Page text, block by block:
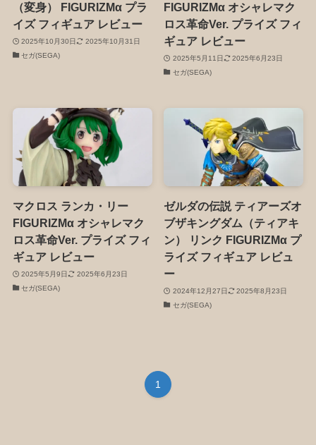
（変身） FIGURIZMα プラ
イズ フィギュア レビュー
2025年10月30日
2025年10月31日
セガ(SEGA)
FIGURIZMα オシャレマク
ロス革命Ver. プライズ フィ
ギュア レビュー
2025年5月11日
2025年6月23日
セガ(SEGA)
マクロス ランカ・リー
FIGURIZMα オシャレマク
ロス革命Ver. プライズ フィ
ギュア レビュー
2025年5月9日
2025年6月23日
セガ(SEGA)
ゼルダの伝説 ティアーズオ
ブザキングダム（ティアキ
ン） リンク FIGURIZMα プ
ライズ フィギュア レビュ
ー
2024年12月27日
2025年8月23日
セガ(SEGA)
1